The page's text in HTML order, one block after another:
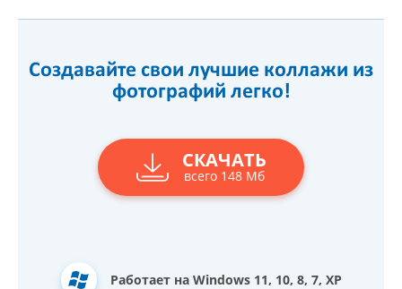
Создавайте свои лучшие коллажи из
фотографий легко!
СКАЧАТЬ
всего 148 Мб
Работает на Windows 11, 10, 8, 7, XP